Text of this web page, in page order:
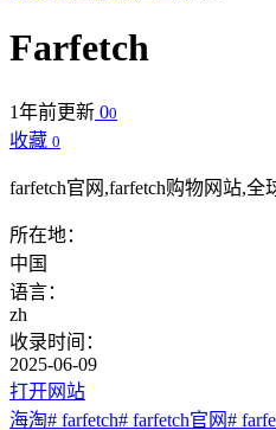
Farfetch
1年前更新 00
收藏 0
farfetch官网,farfetch购物网站,
所在地：
中国
语言：
zh
收录时间：
2025-06-09
打开网站
海淘# farfetch# farfetch官网#